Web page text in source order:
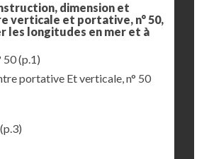
dimension et
verticale et portative, n° 50,
les longitudes en mer et à
50(p.1)
portative Et verticale, n° 50
(p.3)